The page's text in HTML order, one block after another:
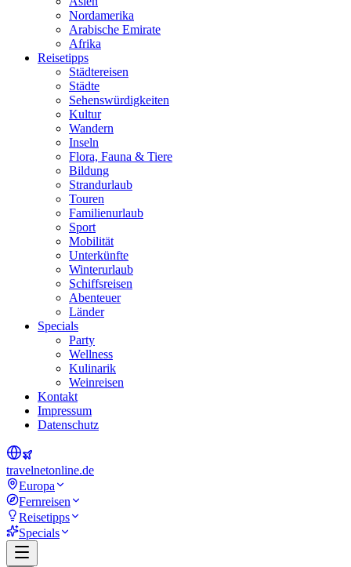
Nordamerika
Arabische Emirate
Afrika
Reisetipps
Städtereisen
Städte
Sehenswürdigkeiten
Kultur
Wandern
Inseln
Flora, Fauna & Tiere
Bildung
Strandurlaub
Touren
Familienurlaub
Sport
Mobilität
Unterkünfte
Winterurlaub
Schiffsreisen
Abenteuer
Länder
Specials
Party
Wellness
Kulinarik
Weinreisen
Kontakt
Impressum
Datenschutz
travelnetonline.de
Europa
Fernreisen
Reisetipps
Specials